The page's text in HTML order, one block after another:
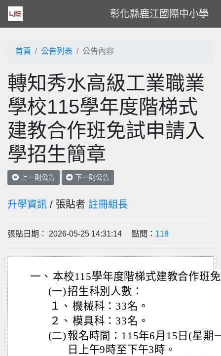
彰化縣鹿江國際中小學
首頁 公告列表 公告內容
轉知秀水高級工業職業
學校115學年度階梯式
建教合作班免試申請入
學招生簡章
上一則公告 下一則公告
升學資訊 / 張貼者 註冊組長
張貼日期： 2026-05-25 14:31:14 點閱： 118
一、 本校115學年度階梯式建教合作班
(一)招生科別人數：
１、 機械科：33名。
２、 模具科：33名。
(二) 報名時間：115年6月15日(星期
日上午9時至下午3時。